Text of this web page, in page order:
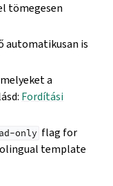
tömegesen
automatikusan is
a
Fordítási
only flag for
template